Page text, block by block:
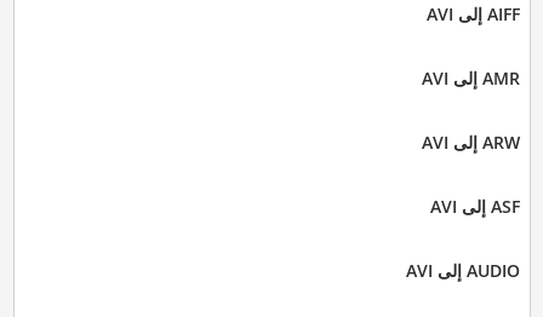
AIFF إلى AVI
AMR إلى AVI
ARW إلى AVI
ASF إلى AVI
AUDIO إلى AVI